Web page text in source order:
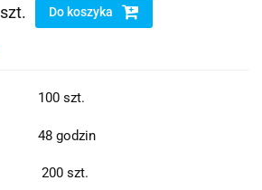
szt. Do koszyka
100 szt.
48 godzin
200 szt.